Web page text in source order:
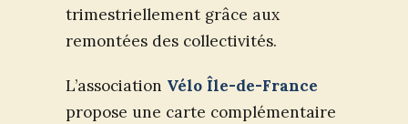
trimestriellement grâce aux
remontées des collectivités.
L’association Vélo Île-de-France
propose une carte complémentaire